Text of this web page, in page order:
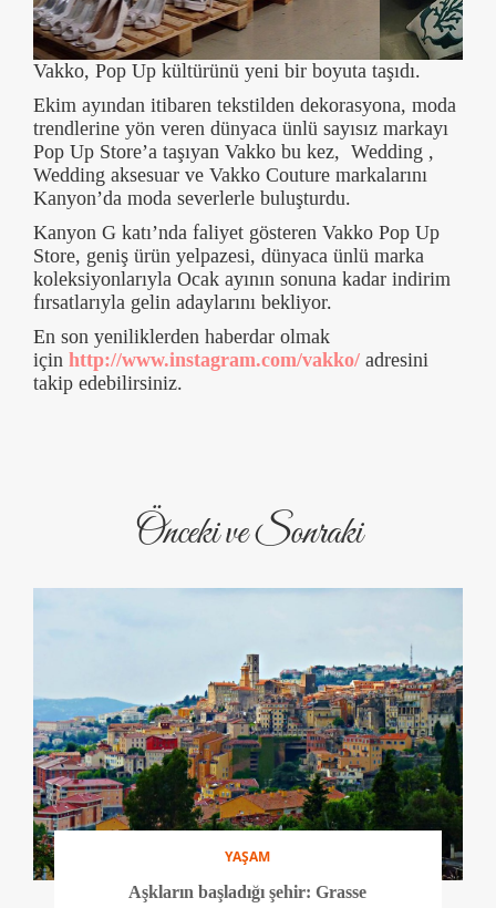
Vakko, Pop Up kültürünü yeni bir boyuta taşıdı.
Ekim ayından itibaren tekstilden dekorasyona, moda
trendlerine yön veren dünyaca ünlü sayısız markayı
Pop Up Store’a taşıyan Vakko bu kez, Wedding ,
Wedding aksesuar ve Vakko Couture markalarını
Kanyon’da moda severlerle buluşturdu.
Kanyon G katı’nda faliyet gösteren Vakko Pop Up
Store, geniş ürün yelpazesi, dünyaca ünlü marka
koleksiyonlarıyla Ocak ayının sonuna kadar indirim
fırsatlarıyla gelin adaylarını bekliyor.
En son yeniliklerden haberdar olmak
için http://www.instagram.com/vakko/ adresini
takip edebilirsiniz.
Önceki ve Sonraki
YAŞAM
Aşkların başladığı şehir: Grasse